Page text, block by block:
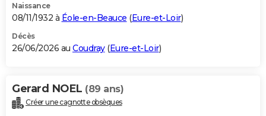
Naissance
08/11/1932 à Éole-en-Beauce (Eure-et-Loir)
Décès
26/06/2026 au Coudray(Eure-et-Loir)
Gerard NOEL (89 ans)
Créer une cagnotte obsèques